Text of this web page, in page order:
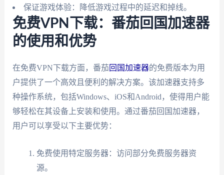
保证游戏体验：降低游戏过程中的延迟和掉线。
免费VPN下载：番茄回国加速器
的使用和优势
在免费VPN下载方面，番茄回国加速器的免费版本为用
户提供了一个高效且便利的解决方案。该加速器支持多
种操作系统，包括Windows、iOS和Android，使得用户能
够轻松在其设备上安装和使用。通过番茄回国加速器，
用户可以享受以下主要优势：
免费使用特定服务器：访问部分免费服务器资
源。